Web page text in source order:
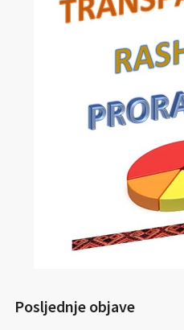
Posljednje objave